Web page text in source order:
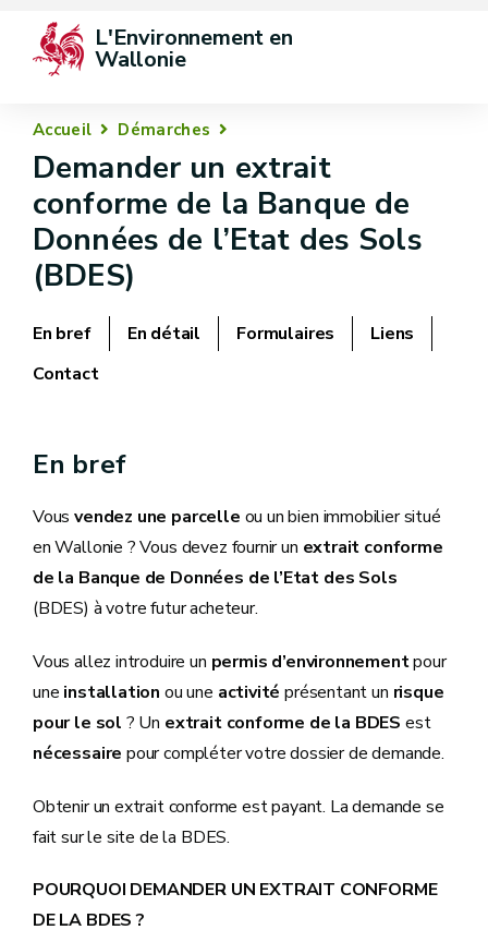
L'Environnement en
Wallonie
Accueil Démarches
Demander un extrait
conforme de la Banque de
Données de l’Etat des Sols
(BDES)
En bref En détail Formulaires
Liens
Contact
En bref
Vousvendez une parcelle ou un bien immobilier situé
en Wallonie ? Vous devez fournir un extrait conforme
de la Banque de Données de l’Etat des Sols
(BDES) à votre futur acheteur.
Vous allez introduire un permis d’environnementpour
une installation ou une activité présentant un risque
pour le sol ? Un extrait conforme de la BDES est
nécessaire pour compléter votre dossier de demande.
Obtenir un extrait conforme est payant. La demande se
fait sur le site de la BDES.
POURQUOI DEMANDER UN EXTRAIT CONFORME
DE LA BDES ?